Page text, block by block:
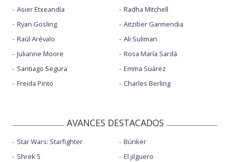
Asier Etxeandía
Ryan Gosling
Raúl Arévalo
Julianne Moore
Santiago Segura
Freida Pinto
Radha Mitchell
Aitziber Garmendia
Ali Suliman
Rosa María Sardà
Emma Suárez
Charles Berling
AVANCES DESTACADOS
Star Wars: Starfighter
Shrek 5
Búnker
El jilguero